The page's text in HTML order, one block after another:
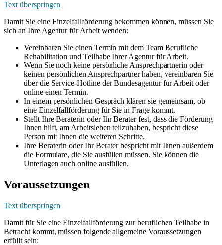
Text überspringen
Damit Sie eine Einzelfallförderung bekommen können, müssen Sie
sich an Ihre Agentur für Arbeit wenden:
Vereinbaren Sie einen Termin mit dem Team Berufliche
Rehabilitation und Teilhabe Ihrer Agentur für Arbeit.
Wenn Sie noch keine persönliche Ansprechpartnerin oder
keinen persönlichen Ansprechpartner haben, vereinbaren Sie
über die Service-Hotline der Bundesagentur für Arbeit oder
online einen Termin.
In einem persönlichen Gespräch klären sie gemeinsam, ob
eine Einzelfallförderung für Sie in Frage kommt.
Stellt Ihre Beraterin oder Ihr Berater fest, dass die Förderung
Ihnen hilft, am Arbeitsleben teilzuhaben, bespricht diese
Person mit Ihnen die weiteren Schritte.
Ihre Beraterin oder Ihr Berater bespricht mit Ihnen außerdem
die Formulare, die Sie ausfüllen müssen. Sie können die
Unterlagen auch online ausfüllen.
Voraussetzungen
Text überspringen
Damit für Sie eine Einzelfallförderung zur beruflichen Teilhabe in
Betracht kommt, müssen folgende allgemeine Voraussetzungen
erfüllt sein: